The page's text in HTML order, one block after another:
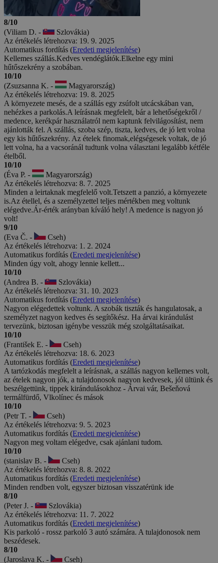
8/10
(Viliam D. -
Szlovákia)
Az értékelés létrehozva: 19. 9. 2025
Automatikus fordítás (Eredeti megjelenítése)
Kellemes szállás.Kedves vendéglátók.Elkelne egy mini
hűtőszekrény a szobában.
10/10
(Zsuzsanna K. -
Magyarország)
Az értékelés létrehozva: 19. 8. 2025
A környezete mesés, de a szállás egy zsúfolt utcácskában van,
nehézkes a parkolás.A leírásnak megfelelt, bár a lehetőségekről /
medence, kerékpár használatról nem kaptunk felvilágosítást, nem
ajánlották fel. A szállás, szoba szép, tiszta, kedves, de jó lett volna
egy kis hűtőszekrény. Az ételek finomak,elégségesek voltak, de jó
lett volna, ha a vacsoránál tudtunk volna választani legalább kétféle
ételből.
10/10
(Éva P. -
Magyarország)
Az értékelés létrehozva: 8. 7. 2025
Minden a leirtaknak megfelelő volt.Tetszett a panzió, a környezete
is.Az étellel, és a személyzettel teljes mértékben meg voltunk
elégedve.Ár-érték arányban kíváló hely! A medence is nagyon jó
volt!
9/10
(Eva Č. -
Cseh)
Az értékelés létrehozva: 1. 2. 2024
Automatikus fordítás (Eredeti megjelenítése)
Minden úgy volt, ahogy lennie kellett...
10/10
(Andrea B. -
Szlovákia)
Az értékelés létrehozva: 31. 10. 2023
Automatikus fordítás (Eredeti megjelenítése)
Nagyon elégedettek voltunk. A szobák tiszták és hangulatosak, a
személyzet nagyon kedves és segítőkész. Ha árvai kirándulást
tervezünk, biztosan igénybe vesszük még szolgáltatásaikat.
10/10
(František E. -
Cseh)
Az értékelés létrehozva: 18. 6. 2023
Automatikus fordítás (Eredeti megjelenítése)
A tartózkodás megfelelt a leírásnak, a szállás nagyon kellemes volt,
az ételek nagyon jók, a tulajdonosok nagyon kedvesek, jól ültünk és
beszélgettünk, tippek kirándulásokhoz - Árvai vár, Bešeňová
termálfürdő, Vlkolínec és mások
10/10
(Petr T. -
Cseh)
Az értékelés létrehozva: 9. 5. 2023
Automatikus fordítás (Eredeti megjelenítése)
Nagyon meg voltam elégedve, csak ajánlani tudom.
10/10
(stanislav B. -
Cseh)
Az értékelés létrehozva: 8. 8. 2022
Automatikus fordítás (Eredeti megjelenítése)
Minden rendben volt, egyszer biztosan visszatérünk ide
8/10
(Peter J. -
Szlovákia)
Az értékelés létrehozva: 11. 7. 2022
Automatikus fordítás (Eredeti megjelenítése)
Kis parkoló - rossz parkoló 3 autó számára. A tulajdonosok nem
beszédesek.
8/10
(Jaroslava K. -
Cseh)